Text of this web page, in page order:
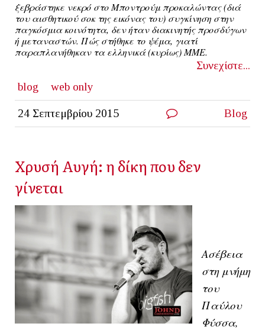
ξεβράστηκε νεκρό στο Μποντρούμ προκαλώντας (διά
του αισθητικού σοκ της εικόνας του) συγκίνηση στην
παγκόσμια κοινότητα, δεν ήταν διακινητής προσδύγων
ή μεταναστών. Πώς στήθηκε το ψέμα, γιατί
παραπλανήθηκαν τα ελληνικά (κυρίως) ΜΜΕ.
Συνεχίστε...
blog
web only
24 Σεπτεμβρίου 2015 Blog
Χρυσή Αυγή: η δίκη που δεν
γίνεται
Ασέβεια
στη μνήμη
του
Παύλου
Φύσσα,